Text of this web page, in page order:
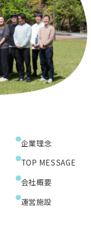
企業理念
TOP MESSAGE
会社概要
運営施設